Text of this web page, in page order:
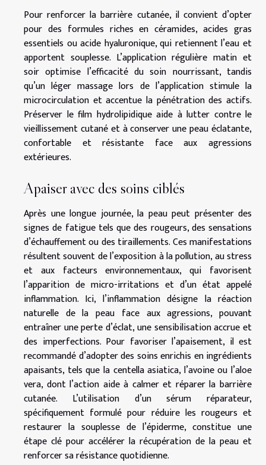
Pour renforcer la barrière cutanée, il convient d’opter
pour des formules riches en céramides, acides gras
essentiels ou acide hyaluronique, qui retiennent l’eau et
apportent souplesse. L’application régulière matin et
soir optimise l’efficacité du soin nourrissant, tandis
qu’un léger massage lors de l’application stimule la
microcirculation et accentue la pénétration des actifs.
Préserver le film hydrolipidique aide à lutter contre le
vieillissement cutané et à conserver une peau éclatante,
confortable et résistante face aux agressions
extérieures.
Apaiser avec des soins ciblés
Après une longue journée, la peau peut présenter des
signes de fatigue tels que des rougeurs, des sensations
d’échauffement ou des tiraillements. Ces manifestations
résultent souvent de l’exposition à la pollution, au stress
et aux facteurs environnementaux, qui favorisent
l’apparition de micro-irritations et d’un état appelé
inflammation. Ici, l’inflammation désigne la réaction
naturelle de la peau face aux agressions, pouvant
entraîner une perte d’éclat, une sensibilisation accrue et
des imperfections. Pour favoriser l’apaisement, il est
recommandé d’adopter des soins enrichis en ingrédients
apaisants, tels que la centella asiatica, l’avoine ou l’aloe
vera, dont l’action aide à calmer et réparer la barrière
cutanée. L’utilisation d’un sérum réparateur,
spécifiquement formulé pour réduire les rougeurs et
restaurer la souplesse de l’épiderme, constitue une
étape clé pour accélérer la récupération de la peau et
renforcer sa résistance quotidienne.